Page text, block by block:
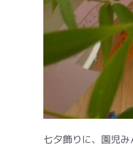
七夕飾りに、園児